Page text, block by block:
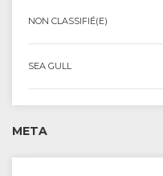
NON CLASSIFIÉ(E)
SEA GULL
META